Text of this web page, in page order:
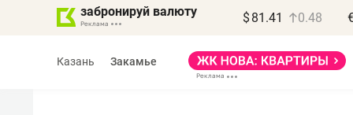
забронируй валюту $ 81.41 0.48
Казань Закамье